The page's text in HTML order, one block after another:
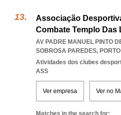
Associação
Combate Templo Das
AV PADRE MANUEL PINTO
SOBROSA PAREDES, PORTO
Atividades dos clubes
ASS
Ver empresa Ver no
Matches in the search for: